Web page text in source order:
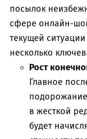
посылок
сфере онлайн-
текущей
несколько
Рост
Главное
в жесткой
будет